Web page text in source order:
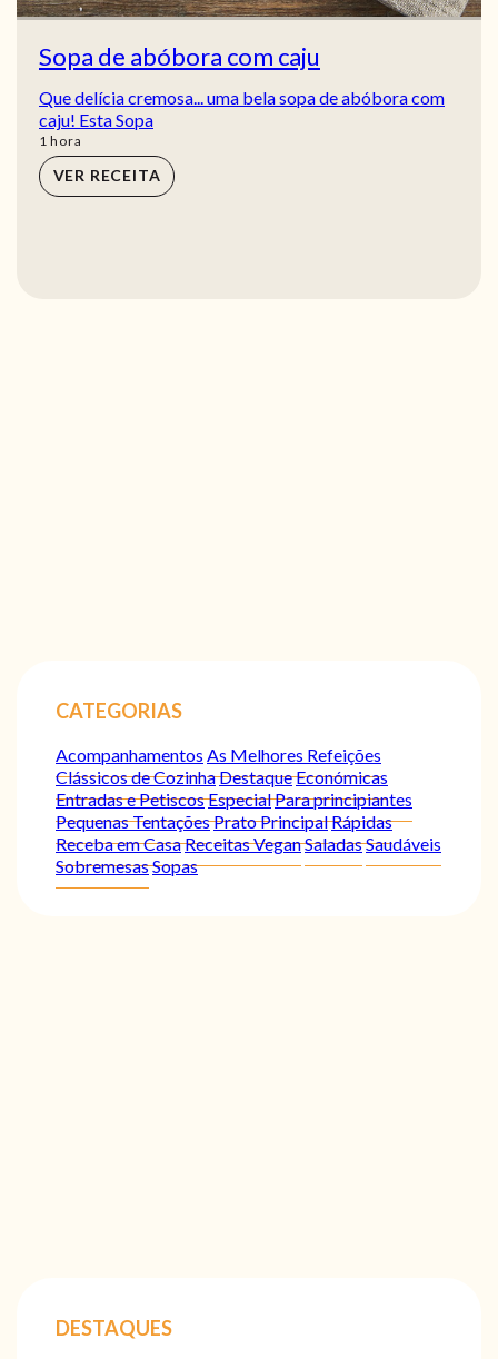
Sopa de abóbora com caju
Que delícia cremosa... uma bela sopa de abóbora com
caju! Esta Sopa
1 hora
hora
VER RECEITA
CATEGORIAS
Acompanhamentos As Melhores Refeições
Clássicos de CozinhaDestaqueEconómicas
Entradas e PetiscosEspecialPara principiantes
Pequenas TentaçõesPrato PrincipalRápidas
Receba em CasaReceitas VeganSaladasSaudáveis
SobremesasSopas
DESTAQUES